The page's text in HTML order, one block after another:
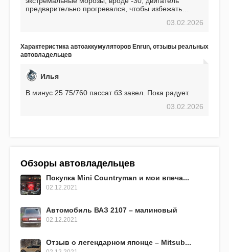
предварительно прогревался, чтобы избежать
использования не было ни единой поломки,
EFB 75. Судя по характеристикам, он даже
превосходит предыдущую модель.
03.02.2026
Характеристика автоаккумуляторов Enrun, отзывы реальных
автовладельцев
Илья
В минус 25 75/760 пассат б3 завел. Пока радует.
03.02.2026
Обзоры автовладельцев
Покупка Mini Countryman и мои впеча...
02.12.2021
Автомобиль ВАЗ 2107 – малиновый
02.12.2021
Отзыв о легендарном японце – Mitsub...